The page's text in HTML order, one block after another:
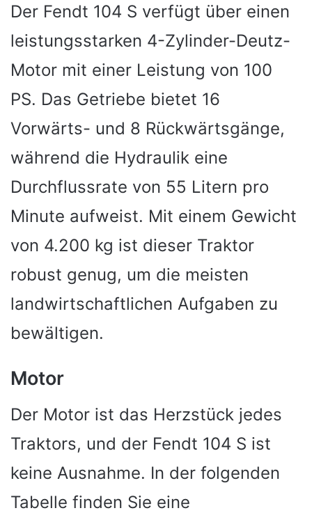
Der Fendt 104 S verfügt über einen
leistungsstarken 4-Zylinder-Deutz-
Motor mit einer Leistung von 100
PS. Das Getriebe bietet 16
Vorwärts- und 8 Rückwärtsgänge,
während die Hydraulik eine
Durchflussrate von 55 Litern pro
Minute aufweist. Mit einem Gewicht
von 4.200 kg ist dieser Traktor
robust genug, um die meisten
landwirtschaftlichen Aufgaben zu
bewältigen.
Motor
Der Motor ist das Herzstück jedes
Traktors, und der Fendt 104 S ist
keine Ausnahme. In der folgenden
Tabelle finden Sie eine